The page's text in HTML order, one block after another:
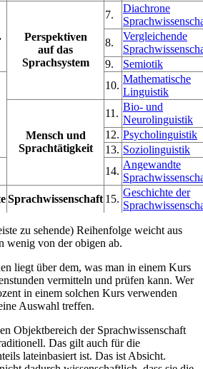
Perspektiven
auf das
Sprachsystem
7.
Diachrone
8.
Vergleichende
9.
Semiotik
10.
Mathematische
Linguistik
Mensch und
Sprachtätigkeit
11.
Bio- und
Neurolinguistik
12. Psycholinguistik
13. Soziolinguistik
14.
Angewandte
Sprachwissenschaft 15.
Geschichte der
zu sehende) Reihenfolge weicht aus
wenig von der obigen ab.
liegt über dem, was man in einem Kurs
vermitteln und prüfen kann. Wer
in einem solchen Kurs verwenden
Auswahl treffen.
Objektbereich der Sprachwissenschaft
Das gilt auch für die
lateinbasiert ist. Das ist Absicht.